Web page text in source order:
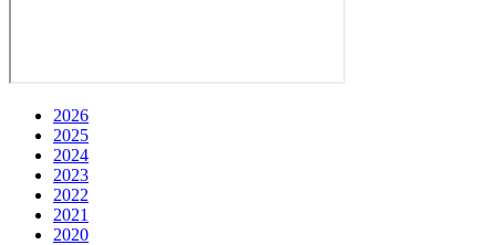
2026
2025
2024
2023
2022
2021
2020